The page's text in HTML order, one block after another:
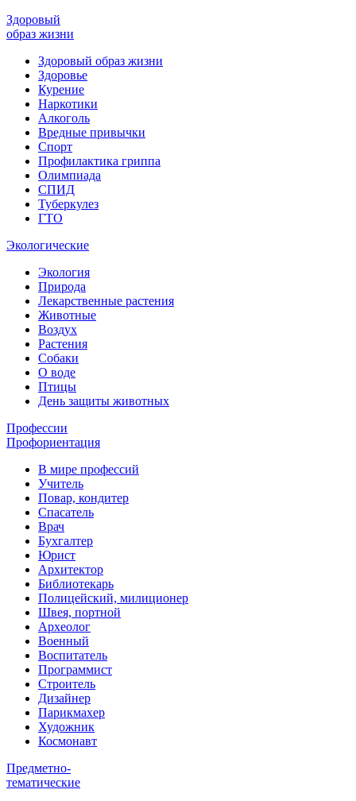
Здоровый
образ жизни
Здоровый образ жизни
Здоровье
Курение
Наркотики
Алкоголь
Вредные привычки
Спорт
Профилактика гриппа
Олимпиада
СПИД
Туберкулез
ГТО
Экологические
Экология
Природа
Лекарственные растения
Животные
Воздух
Растения
Собаки
О воде
Птицы
День защиты животных
Профессии
Профориентация
В мире профессий
Учитель
Повар, кондитер
Спасатель
Врач
Бухгалтер
Юрист
Архитектор
Библиотекарь
Полицейский, милиционер
Швея, портной
Археолог
Военный
Воспитатель
Программист
Строитель
Дизайнер
Парикмахер
Художник
Космонавт
Предметно-
тематические